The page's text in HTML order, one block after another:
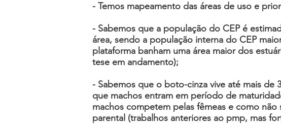
- Temos mapeamento das áreas de uso e
- Sabemos que a população do CEP é
área, sendo a população interna do CEP
plataforma banham uma área maior dos
tese em andamento);
- Sabemos que o boto-cinza vive até mais de
que machos entram em período de
machos competem pelas fêmeas e como
parental (trabalhos anteriores ao pmp, mas